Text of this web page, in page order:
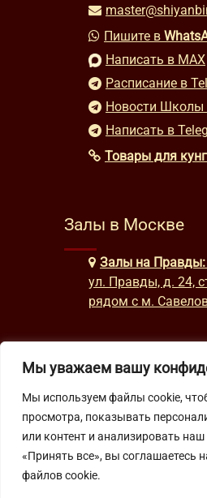
Мы уважаем вашу
Мы используем файлы cookie,
просмотра, показывать
или контент и анализировать
«Принять все», вы соглашаетесь
файлов cookie.
Пишите в
Написать в MAX
Расписание в
Новости Школы
Написать в
Товары для
Залы в Москве
Залы на Правды:
ул. Правды, д. 24,
рядом с м.
Часы работы
будни: с 9:00 до
выходные: с 10:00
Подпишитесь на нашу